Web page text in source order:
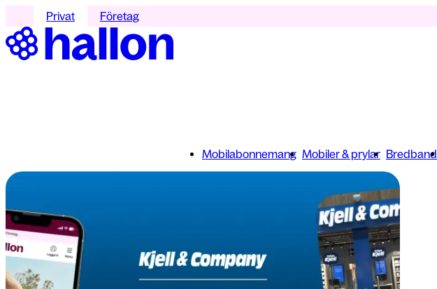
Privat Företag
Mobilabonnemang Mobiler & prylar Bredband